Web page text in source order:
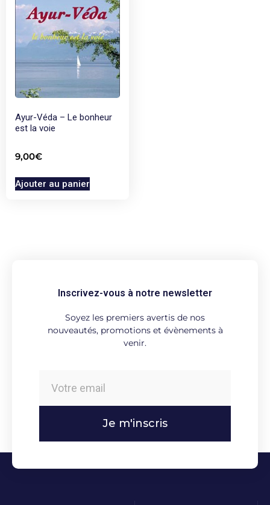
Ayur-Véda – Le bonheur
est la voie
9,00€
Ajouter au panier
Inscrivez-vous à notre newsletter
Soyez les premiers avertis de nos
nouveautés, promotions et évènements à
venir.
Je m'inscris